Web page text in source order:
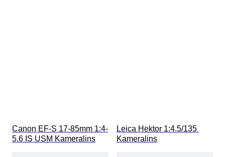
Canon EF-S 17-85mm 1:4-
5.6 IS USM Kameralins
Leica Hektor 1:4.5/135
Kameralins